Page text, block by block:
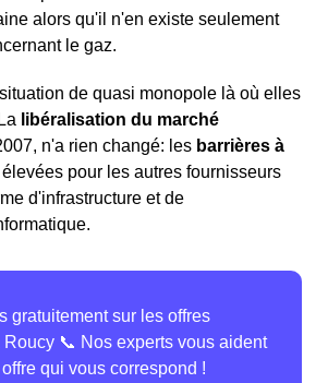
alors qu'il n'en existe seulement
le gaz.
de quasi monopole là où elles
libéralisation du marché
n'a rien changé: les barrières à
pour les autres fournisseurs
d'infrastructure et de